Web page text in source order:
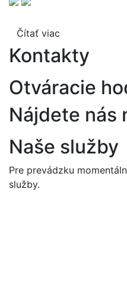
Čítať viac
Kontakty
Otváracie
Nájdete nás
Naše služby
Pre prevádzku
služby.